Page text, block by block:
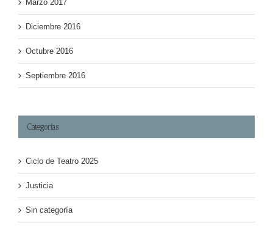
Marzo 2017
Diciembre 2016
Octubre 2016
Septiembre 2016
Categorías
Ciclo de Teatro 2025
Justicia
Sin categoría